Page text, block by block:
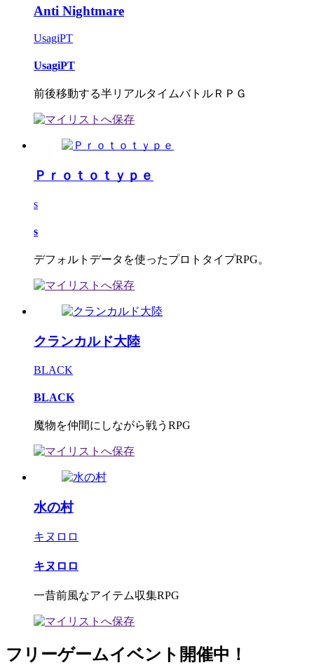
Anti Nightmare
UsagiPT
UsagiPT
前後移動する半リアルタイムバトルＲＰＧ
Ｐｒｏｔｏｔｙｐｅ
s
s
デフォルトデータを使ったプロトタイプRPG。
クランカルド大陸
BLACK
BLACK
魔物を仲間にしながら戦うRPG
水の村
キヌロロ
キヌロロ
一昔前風なアイテム収集RPG
フリーゲームイベント開催中！